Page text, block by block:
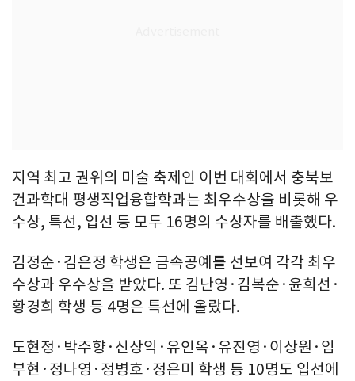
지역 최고 권위의 미술 축제인 이번 대회에서 충북보
건과학대 평생직업융합학과는 최우수상을 비롯해 우
수상, 특선, 입선 등 모두 16명의 수상자를 배출했다.
김정순·김은정 학생은 금속공예를 선보여 각각 최우
수상과 우수상을 받았다. 또 김난영·김복순·윤희선·
황경희 학생 등 4명은 특선에 올랐다.
도현정·박주향·신상익·유인옥·유진영·이상원·임
부현·정나영·정병호·정은미 학생 등 10명도 입선에